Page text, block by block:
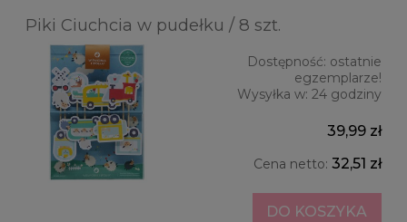
Piki Ciuchcia w pudełku / 8 szt.
Dostępność: ostatnie
egzemplarze!
Wysyłka w: 24 godziny
39,99 zł
Cena netto: 32,51 zł
DO KOSZYKA